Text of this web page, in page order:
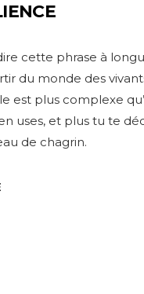
cette phrase à
du monde des
est plus complexe
uses, et plus tu te
de chagrin.